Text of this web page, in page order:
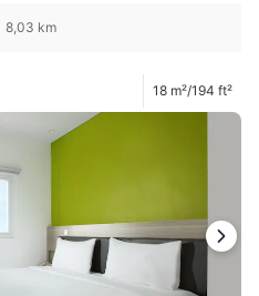
8,03 km
18 m²/194 ft²